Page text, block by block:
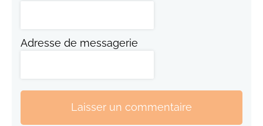
Adresse de messagerie
Laisser un commentaire